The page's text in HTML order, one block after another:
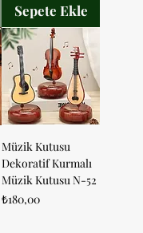
Sepete Ekle
Müzik Kutusu
Dekoratif Kurmalı
Müzik Kutusu N-52
Fiyat
₺180,00